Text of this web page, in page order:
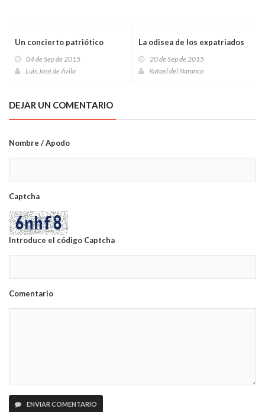
Un concierto patriótico
04 de Sep de 2015
Luis José de Ávila
La odisea de los expatriados
20 de Sep de 2015
Rafael del Naranco
DEJAR UN COMENTARIO
Nombre / Apodo
Captcha
Introduce el código Captcha
Comentario
ENVIAR COMENTARIO